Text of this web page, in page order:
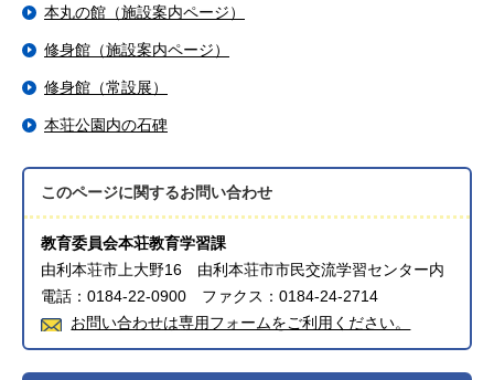
本丸の館（施設案内ページ）
修身館（施設案内ページ）
修身館（常設展）
本荘公園内の石碑
このページに関するお問い合わせ
教育委員会本荘教育学習課
由利本荘市上大野16 由利本荘市市民交流学習センター内
電話：0184-22-0900 ファクス：0184-24-2714
お問い合わせは専用フォームをご利用ください。